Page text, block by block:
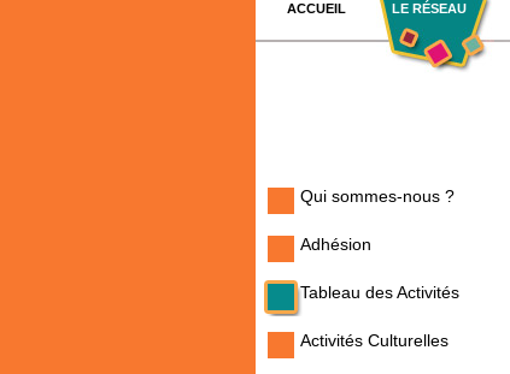
ACCUEIL LE RÉSEAU
Qui sommes-nous ?
Adhésion
Tableau des Activités
Activités Culturelles